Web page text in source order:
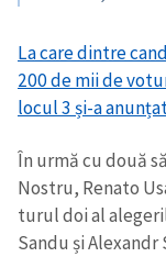
Trimite o
in English
La care dintre
200 de mii de
locul 3 și-a
În urmă cu două
Nostru, Renato
turul doi al
Sandu și